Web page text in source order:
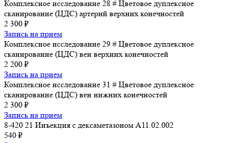
Комплексное исследование 28 # Цветовое дуплексное
сканирование (ЦДС) артерий верхних конечностей
2 300 ₽
Запись на прием
Комплексное исследование 29 # Цветовое дуплексное
сканирование (ЦДС) вен верхних конечностей
2 200 ₽
Запись на прием
Комплексное исследование 31 # Цветовое дуплексное
сканирование (ЦДС) вен нижних конечностей
2 300 ₽
Запись на прием
8-420 21 Инъекция с дексаметазоном A11.02.002
540 ₽